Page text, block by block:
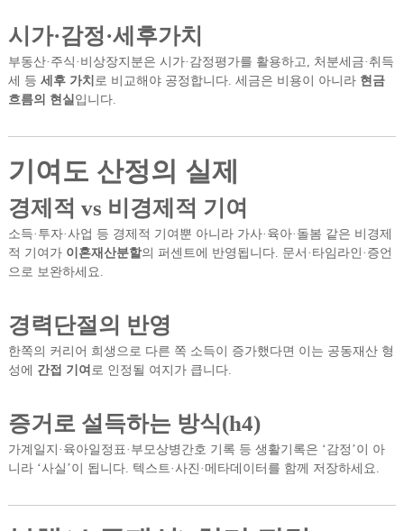
시가·감정·세후가치
부동산·주식·비상장지분은 시가·감정평가를 활용하고, 처분세금·취득
세 등 세후 가치 로 비교해야 공정합니다. 세금은 비용이 아니라 현금
흐름의 현실 입니다.
기여도 산정의 실제
경제적 vs 비경제적 기여
소득·투자·사업 등 경제적 기여뿐 아니라 가사·육아·돌봄 같은 비경제
적 기여가 이혼재산분할의 퍼센트에 반영됩니다. 문서·타임라인·증언
으로 보완하세요.
경력단절의 반영
한쪽의 커리어 희생으로 다른 쪽 소득이 증가했다면 이는 공동재산 형
성에 간접 기여 로 인정될 여지가 큽니다.
증거로 설득하는 방식(h4)
가계일지·육아일정표·부모상병간호 기록 등 생활기록은 ‘감정’이 아
니라 ‘사실’이 됩니다. 텍스트·사진·메타데이터를 함께 저장하세요.